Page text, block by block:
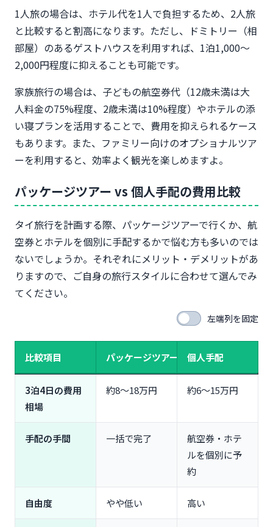
1人旅の場合は、ホテル代を1人で負担するため、2人旅
と比較すると割高になります。ただし、ドミトリー（相
部屋）のあるゲストハウスを利用すれば、1泊1,000〜
2,000円程度に抑えることも可能です。
家族旅行の場合は、子どもの航空券代（12歳未満は大
人料金の75%程度、2歳未満は10%程度）やホテルの添
い寝プランを活用することで、費用を抑えられるケース
もあります。また、ファミリー向けのオプショナルツア
ーを利用すると、効率よく観光を楽しめますよ。
パッケージツアー vs 個人手配の費用比較
タイ旅行を計画する際、パッケージツアーで行くか、航
空券とホテルを個別に手配するかで悩む方も多いのでは
ないでしょうか。それぞれにメリット・デメリットがあ
りますので、ご自身の旅行スタイルに合わせて選んでみ
てください。
左端列を固定
比較項目 パッケージツアー 個人手配
3泊4日の費用
相場
約8〜18万円 約6〜15万円
手配の手間 一括で完了
航空券・ホテ
ルを個別に予
約
自由度 やや低い 高い